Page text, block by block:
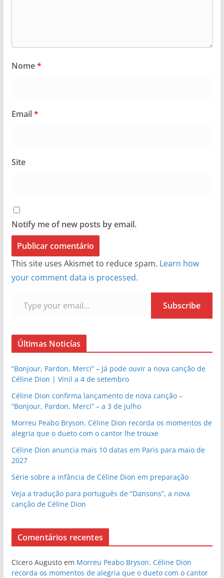
Nome*
Email*
Site
Notify me of new posts by email.
This site uses Akismet to reduce spam. Learn how
your comment data is processed.
Subscribe
Últimas Noticías
“Bonjour, Pardon, Merci” – Já pode ouvir a nova canção de
Céline Dion | Vinil a 4 de setembro
Céline Dion confirma lançamento de nova canção –
“Bonjour, Pardon, Merci” – a 3 de julho
Morreu Peabo Bryson. Céline Dion recorda os momentos de
alegria que o dueto com o cantor lhe trouxe
Céline Dion anuncia mais 10 datas em Paris para maio de
2027
Série sobre a infância de Céline Dion em preparação
Veja a tradução para português de “Dansons”, a nova
canção de Céline Dion
Comentários recentes
CIcero Augustoem Morreu Peabo Bryson. Céline Dion
recorda os momentos de alegria que o dueto com o cantor